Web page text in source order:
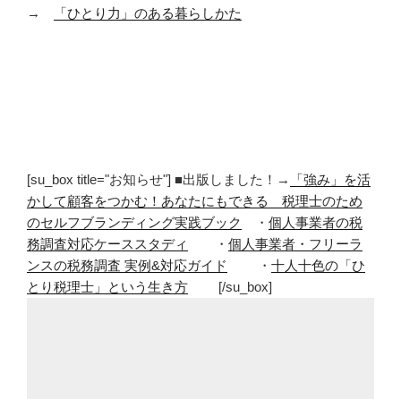
→
「ひとり力」のある暮らしかた
[su_box title="お知らせ"] ■出版しました！→
「強み」を活
かして顧客をつかむ！あなたにもできる 税理士のため
のセルフブランディング実践ブック
・ 個人事業者の税
務調査対応ケーススタディ
・ 個人事業者・フリーラ
ンスの税務調査 実例&対応ガイド
・ 十人十色の「ひ
とり税理士」という生き方 [/su_box]